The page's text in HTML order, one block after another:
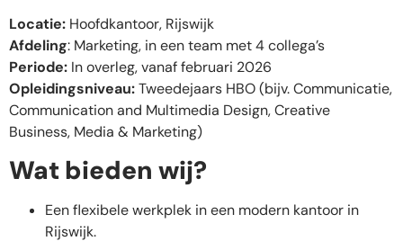
Locatie: Hoofdkantoor, Rijswijk
Afdeling: Marketing, in een team met 4 collega’s
Periode: In overleg, vanaf februari 2026
Opleidingsniveau:Tweedejaars HBO (bijv. Communicatie,
Communication and Multimedia Design, Creative
Business, Media & Marketing)
Wat bieden wij?
Een flexibele werkplek in een modern kantoor in
Rijswijk.